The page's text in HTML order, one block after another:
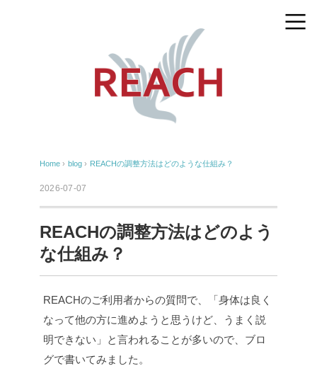
Home › blog › REACHの調整方法はどのような仕組み？
2026-07-07
REACHの調整方法はどのよう
な仕組み？
REACHのご利用者からの質問で、「身体は良く
なって他の方に進めようと思うけど、うまく説
明できない」と言われることが多いので、ブロ
グで書いてみました。